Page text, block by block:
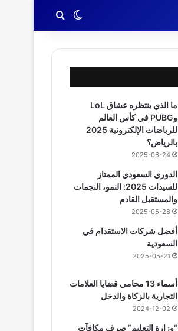
الوضع المظلم
بحث عن
ما الذي ينتظره عشاق LoL
وPUBG في كأس العالم
للرياضات الإلكترونية 2025
بالرياض؟
2025-06-24
الدوري السعودي الممتاز
للسيدات 2025: النمو، النجمات
والمستقبل القادم
2025-05-28
أفضل شركات الاستقدام في
السعودية
2025-05-21
أسماء 13 محامي قضايا العلامات
التجارية بالزكاة والدخل
2024-12-02
“وزارة التعليم” صرف مكافآت